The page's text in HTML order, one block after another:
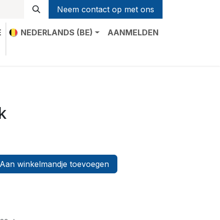
Neem contact op met ons
NEDERLANDS (BE)
AANMELDEN
Aan winkelmandje toevoegen